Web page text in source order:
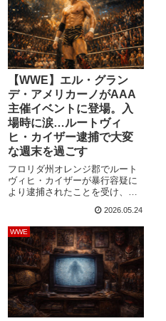
れています。事件後、「被害者
は、メキシコ人のバサルテに人
種差別的な発言をし、カイザー
はそれに怒った」と...
【WWE】エル・グラン
デ・アメリカーノがAAA
主催イベントに登場。入
場時に涙…ルートヴィ
ヒ・カイザー逮捕で大変
な週末を過ごす
フロリダ州オレンジ郡でルート
ヴィヒ・カイザーが暴行容疑に
より逮捕されたことを受け、な
メリカーノの動向に大きな注目
が集まっていました。自宅アパ
ートメントで男性に暴行を加え
た容疑でカイザーが逮捕された
後、AAAは現地5月22日に開催予
定だったアメリカーノのイベン
トを一時中止。その後、カイザ
ーが逮捕後もアメリカ国外での
活動が可能となり、...
2026.05.24
WWE